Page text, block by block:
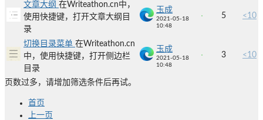
文章大纲 在Writeathon.cn中，
使用快捷键，打开文章大纲目
录
玉成
2021-05-18
10:48
5 <10
切换目录菜单 在Writeathon.cn
中，使用快捷键，打开侧边栏
目录
玉成
2021-05-18
10:48
3 <10
页数过多，请增加筛选条件后再试。
首页
上一页